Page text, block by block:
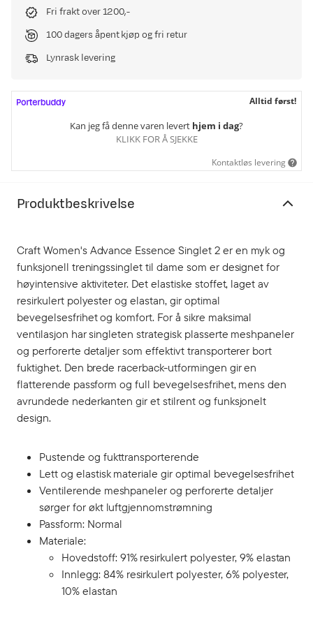
Fri frakt over 1200,-
100 dagers åpent kjøp og fri retur
Lynrask levering
Alltid først!
Kan jeg få denne varen levert hjem i dag?
KLIKK FOR Å SJEKKE
Kontaktløs levering
Produktbeskrivelse
Craft Women's Advance Essence Singlet 2 er en myk og
funksjonell treningssinglet til dame som er designet for
høyintensive aktiviteter. Det elastiske stoffet, laget av
resirkulert polyester og elastan, gir optimal
bevegelsesfrihet og komfort. For å sikre maksimal
ventilasjon har singleten strategisk plasserte meshpaneler
og perforerte detaljer som effektivt transporterer bort
fuktighet. Den brede racerback-utformingen gir en
flatterende passform og full bevegelsesfrihet, mens den
avrundede nederkanten gir et stilrent og funksjonelt
design.
Pustende og fukttransporterende
Lett og elastisk materiale gir optimal bevegelsesfrihet
Ventilerende meshpaneler og perforerte detaljer
sørger for økt luftgjennomstrømning
Passform: Normal
Materiale:
Hovedstoff: 91% resirkulert polyester, 9% elastan
Innlegg: 84% resirkulert polyester, 6% polyester,
10% elastan